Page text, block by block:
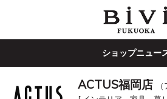
ショップニュー
ACTUS福岡店